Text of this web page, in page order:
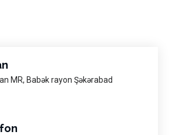
MR, Babək rayon Şəkərabad